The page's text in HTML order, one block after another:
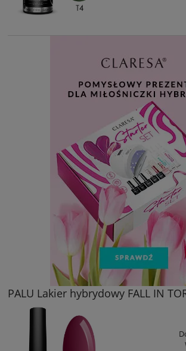
PALU Lakier hybrydowy FALL IN